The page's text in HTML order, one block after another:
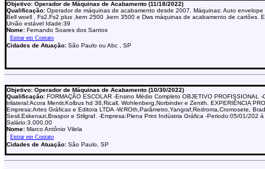
Objetivo: Operador de Máquinas de Acabamento (11/18/2022)
Qualificação: Operador de máquinas de acabamento desde 2007. Máquinas: Auto envelope
Bell woell , Fs2,Fs2 plus ,kern 2500 ,kern 3500 e Dws máquinas de acabamento de cartões.
União estável Idade:39
Nome: Fernando Soares dos Santos
Cidades de Atuação: São Paulo ou Abc , SP
Objetivo: Operador de Máquinas de Acabamento (10/30/2022)
Qualificação: FORMAÇÃO ESCOLAR -Ensino Médio Completo OBJETIVO PROFISSIONAL -
trilateral:Acora Mentir,Kolbus hd 36,Ricall, Wohlenberg,Norbinder e Zenith. EXPERIÊNCIA
Empresa:Artes Gràficas e Editora LTDA -W.ROth,Parâmetro,Yangraf,Redroma,Cromosete,
Sesil,Eskenazi,Braspor e Stilgraf. -Empresa:Plena Print Indústria Gráfica -Periodo:05/01/202
Salário:3.000,00
Nome: Marco Antônio Vilela
Cidades de Atuação: São Paulo, SP